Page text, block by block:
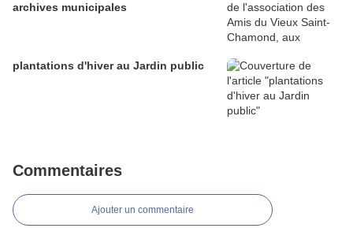
archives municipales
plantations d'hiver au Jardin public
Commentaires
Ajouter un commentaire